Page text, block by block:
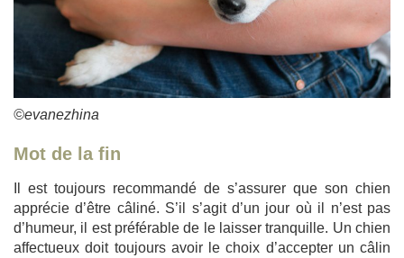
©evanezhina
Mot de la fin
Il est toujours recommandé de s’assurer que son chien
apprécie d’être câliné. S’il s’agit d’un jour où il n’est pas
d’humeur, il est préférable de le laisser tranquille. Un chien
affectueux doit toujours avoir le choix d’accepter un câlin